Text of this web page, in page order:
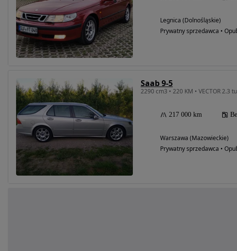
Legnica (Dolnośląskie)
Prywatny sprzedawca •
Saab 9-5
217 000 km
Warszawa (Mazowieckie)
Prywatny sprzedawca •